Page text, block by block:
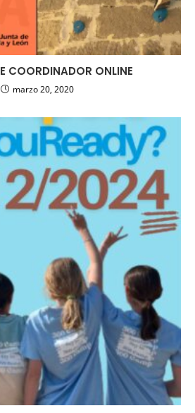
COORDINADOR ONLINE
marzo 20, 2020